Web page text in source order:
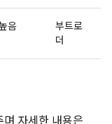
음
부트로
더
자세한 내용은